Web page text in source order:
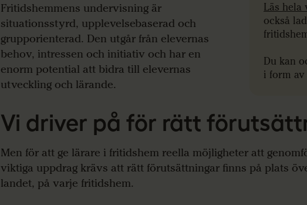
Läs
också
Du kan
i form av
Fritidshemmens undervisning är
situationsstyrd, upplevelsebaserad och
grupporienterad. Den utgår från elevernas
behov, intressen och initiativ och har en
enorm potential att bidra till elevernas
utveckling och lärande.
Vi driver på för rätt
Men för att ge lärare i fritidshem reella möjligheter att
viktiga uppdrag krävs att rätt förutsättningar finns på plats
landet, på varje fritidshem.